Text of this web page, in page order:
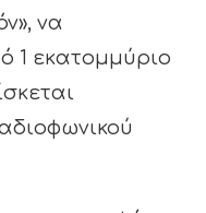
να
1 εκατομμύριο